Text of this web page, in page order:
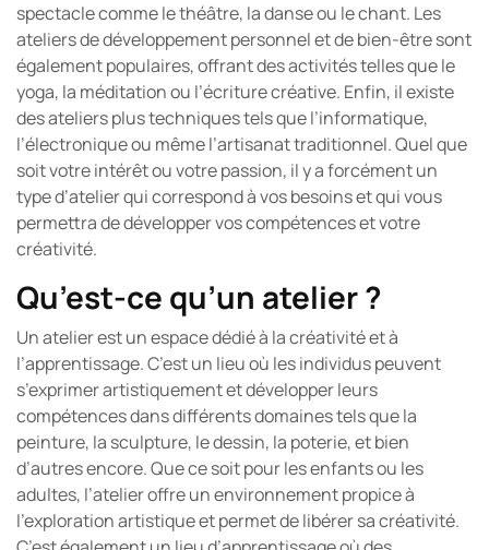
spectacle comme le théâtre, la danse ou le chant. Les
ateliers de développement personnel et de bien-être sont
également populaires, offrant des activités telles que le
yoga, la méditation ou l’écriture créative. Enfin, il existe
des ateliers plus techniques tels que l’informatique,
l’électronique ou même l’artisanat traditionnel. Quel que
soit votre intérêt ou votre passion, il y a forcément un
type d’atelier qui correspond à vos besoins et qui vous
permettra de développer vos compétences et votre
créativité.
Qu’est-ce qu’un atelier ?
Un atelier est un espace dédié à la créativité et à
l’apprentissage. C’est un lieu où les individus peuvent
s’exprimer artistiquement et développer leurs
compétences dans différents domaines tels que la
peinture, la sculpture, le dessin, la poterie, et bien
d’autres encore. Que ce soit pour les enfants ou les
adultes, l’atelier offre un environnement propice à
l’exploration artistique et permet de libérer sa créativité.